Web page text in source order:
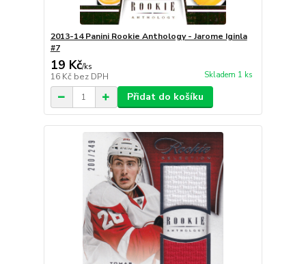
2013-14 Panini Rookie Anthology - Jarome Iginla
#7
19 Kč/ks
16 Kč bez DPH Skladem 1 ks
Přidat do košíku